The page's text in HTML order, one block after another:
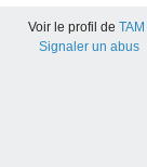
Voir le profil deTAM
Signaler un abus